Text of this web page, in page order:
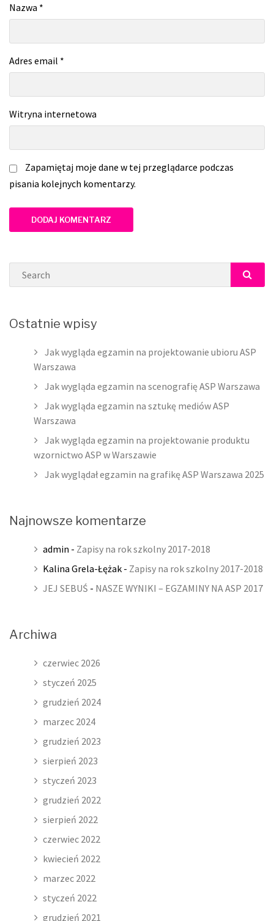
Nazwa *
Adres email *
Witryna internetowa
Zapamiętaj moje dane w tej przeglądarce podczas
pisania kolejnych komentarzy.
Search
Ostatnie wpisy
Jak wygląda egzamin na projektowanie ubioru ASP
Warszawa
Jak wygląda egzamin na scenografię ASP Warszawa
Jak wygląda egzamin na sztukę mediów ASP
Warszawa
Jak wygląda egzamin na projektowanie produktu
wzornictwo ASP w Warszawie
Jak wyglądał egzamin na grafikę ASP Warszawa 2025
Najnowsze komentarze
admin - Zapisy na rok szkolny 2017-2018
Kalina Grela-Łężak - Zapisy na rok szkolny 2017-2018
JEJ SEBUŚ - NASZE WYNIKI – EGZAMINY NA ASP 2017
Archiwa
czerwiec 2026
styczeń 2025
grudzień 2024
marzec 2024
grudzień 2023
sierpień 2023
styczeń 2023
grudzień 2022
sierpień 2022
czerwiec 2022
kwiecień 2022
marzec 2022
styczeń 2022
grudzień 2021